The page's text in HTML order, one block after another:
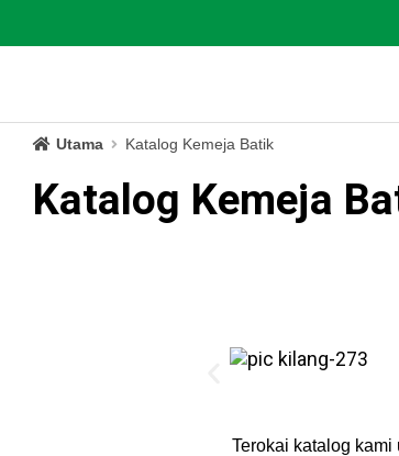
Utama Katalog Kemeja Batik
Katalog Kemeja
Terokai katalog